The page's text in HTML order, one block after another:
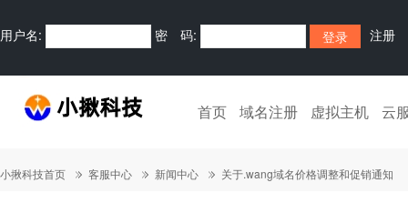
用户名: 密 码: 注册
首页 域名注册 虚拟主机 云
小揪科技首页 客服中心 新闻中心 关于.wang域名价格调整和促销通知